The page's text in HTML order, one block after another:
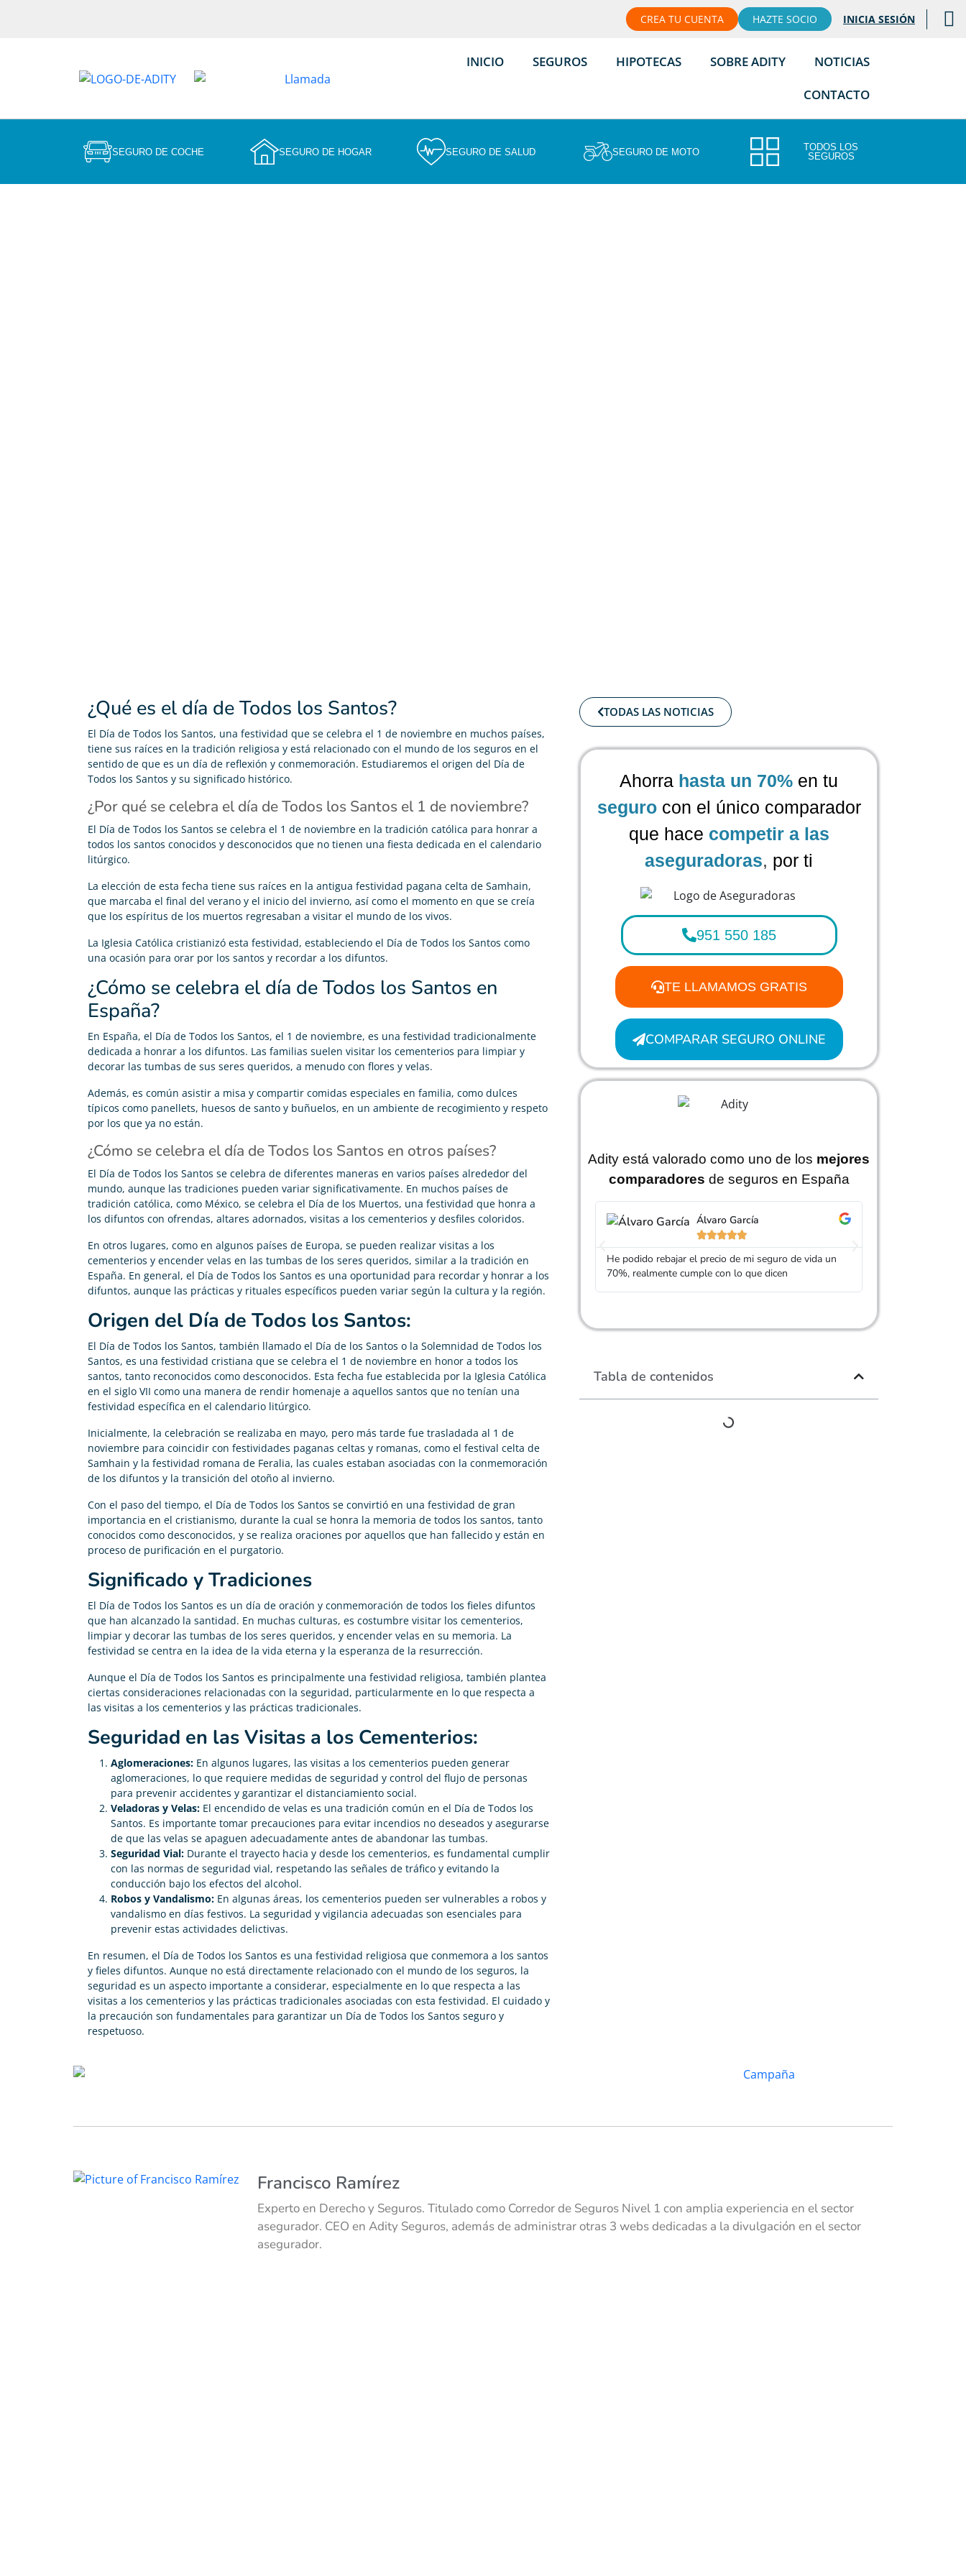
CREA TU CUENTA HAZTE SOCIO INICIA SESIÓN
INICIO SEGUROS HIPOTECAS SOBRE ADITY
NOTICIAS
CONTACTO
SEGURO DE COCHE SEGURO DE HOGAR SEGURO DE SALUD SEGURO DE MOTO
TODOS LOS
SEGUROS
¿Qué es el día de Todos los Santos?
El Día de Todos los Santos, una festividad que se celebra el 1 de noviembre en muchos países,
tiene sus raíces en la tradición religiosa y está relacionado con el mundo de los seguros en el
sentido de que es un día de reflexión y conmemoración. Estudiaremos el origen del Día de
Todos los Santos y su significado histórico.
¿Por qué se celebra el día de Todos los Santos el 1 de noviembre?
El Día de Todos los Santos se celebra el 1 de noviembre en la tradición católica para honrar a
todos los santos conocidos y desconocidos que no tienen una fiesta dedicada en el calendario
litúrgico.
La elección de esta fecha tiene sus raíces en la antigua festividad pagana celta de Samhain,
que marcaba el final del verano y el inicio del invierno, así como el momento en que se creía
que los espíritus de los muertos regresaban a visitar el mundo de los vivos.
La Iglesia Católica cristianizó esta festividad, estableciendo el Día de Todos los Santos como
una ocasión para orar por los santos y recordar a los difuntos.
¿Cómo se celebra el día de Todos los Santos en
España?
En España, el Día de Todos los Santos, el 1 de noviembre, es una festividad tradicionalmente
dedicada a honrar a los difuntos. Las familias suelen visitar los cementerios para limpiar y
decorar las tumbas de sus seres queridos, a menudo con flores y velas.
Además, es común asistir a misa y compartir comidas especiales en familia, como dulces
típicos como panellets, huesos de santo y buñuelos, en un ambiente de recogimiento y respeto
por los que ya no están.
¿Cómo se celebra el día de Todos los Santos en otros países?
El Día de Todos los Santos se celebra de diferentes maneras en varios países alrededor del
mundo, aunque las tradiciones pueden variar significativamente. En muchos países de
tradición católica, como México, se celebra el Día de los Muertos, una festividad que honra a
los difuntos con ofrendas, altares adornados, visitas a los cementerios y desfiles coloridos.
En otros lugares, como en algunos países de Europa, se pueden realizar visitas a los
cementerios y encender velas en las tumbas de los seres queridos, similar a la tradición en
España. En general, el Día de Todos los Santos es una oportunidad para recordar y honrar a los
difuntos, aunque las prácticas y rituales específicos pueden variar según la cultura y la región.
Origen del Día de Todos los Santos:
El Día de Todos los Santos, también llamado el Día de los Santos o la Solemnidad de Todos los
Santos, es una festividad cristiana que se celebra el 1 de noviembre en honor a todos los
santos, tanto reconocidos como desconocidos. Esta fecha fue establecida por la Iglesia Católica
en el siglo VII como una manera de rendir homenaje a aquellos santos que no tenían una
festividad específica en el calendario litúrgico.
Inicialmente, la celebración se realizaba en mayo, pero más tarde fue trasladada al 1 de
noviembre para coincidir con festividades paganas celtas y romanas, como el festival celta de
Samhain y la festividad romana de Feralia, las cuales estaban asociadas con la conmemoración
de los difuntos y la transición del otoño al invierno.
Con el paso del tiempo, el Día de Todos los Santos se convirtió en una festividad de gran
importancia en el cristianismo, durante la cual se honra la memoria de todos los santos, tanto
conocidos como desconocidos, y se realiza oraciones por aquellos que han fallecido y están en
proceso de purificación en el purgatorio.
Significado y Tradiciones
El Día de Todos los Santos es un día de oración y conmemoración de todos los fieles difuntos
que han alcanzado la santidad. En muchas culturas, es costumbre visitar los cementerios,
limpiar y decorar las tumbas de los seres queridos, y encender velas en su memoria. La
festividad se centra en la idea de la vida eterna y la esperanza de la resurrección.
Aunque el Día de Todos los Santos es principalmente una festividad religiosa, también plantea
ciertas consideraciones relacionadas con la seguridad, particularmente en lo que respecta a
las visitas a los cementerios y las prácticas tradicionales.
Seguridad en las Visitas a los Cementerios:
Aglomeraciones: En algunos lugares, las visitas a los cementerios pueden generar
aglomeraciones, lo que requiere medidas de seguridad y control del flujo de personas
para prevenir accidentes y garantizar el distanciamiento social.
Veladoras y Velas: El encendido de velas es una tradición común en el Día de Todos los
Santos. Es importante tomar precauciones para evitar incendios no deseados y asegurarse
de que las velas se apaguen adecuadamente antes de abandonar las tumbas.
Seguridad Vial: Durante el trayecto hacia y desde los cementerios, es fundamental cumplir
con las normas de seguridad vial, respetando las señales de tráfico y evitando la
conducción bajo los efectos del alcohol.
Robos y Vandalismo: En algunas áreas, los cementerios pueden ser vulnerables a robos y
vandalismo en días festivos. La seguridad y vigilancia adecuadas son esenciales para
prevenir estas actividades delictivas.
En resumen, el Día de Todos los Santos es una festividad religiosa que conmemora a los santos
y fieles difuntos. Aunque no está directamente relacionado con el mundo de los seguros, la
seguridad es un aspecto importante a considerar, especialmente en lo que respecta a las
visitas a los cementerios y las prácticas tradicionales asociadas con esta festividad. El cuidado y
la precaución son fundamentales para garantizar un Día de Todos los Santos seguro y
respetuoso.
TODAS LAS NOTICIAS
Ahorra hasta un 70% en tu
segurocon el único comparador
que hace competir a las
aseguradoras, por ti
951 550 185
TE LLAMAMOS GRATIS
COMPARAR SEGURO ONLINE
Adity está valorado como uno de los mejores
comparadores de seguros en España
Álvaro García

He podido rebajar el precio de mi seguro de vida un
70%, realmente cumple con lo que dicen
Tabla de contenidos
Francisco Ramírez
Experto en Derecho y Seguros. Titulado como Corredor de Seguros Nivel 1 con amplia experiencia en el sector
asegurador. CEO en Adity Seguros, además de administrar otras 3 webs dedicadas a la divulgación en el sector
asegurador.